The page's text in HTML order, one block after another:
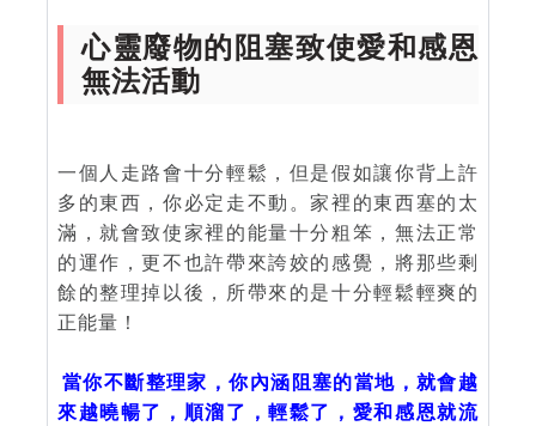
心靈廢物的阻塞致使愛和感恩
無法活動
一個人走路會十分輕鬆，但是假如讓你背上許
多的東西，你必定走不動。家裡的東西塞的太
滿，就會致使家裡的能量十分粗笨，無法正常
的運作，更不也許帶來誇姣的感覺，將那些剩
餘的整理掉以後，所帶來的是十分輕鬆輕爽的
正能量！
當你不斷整理家，你內涵阻塞的當地，就會越
來越曉暢了，順溜了，輕鬆了，愛和感恩就流